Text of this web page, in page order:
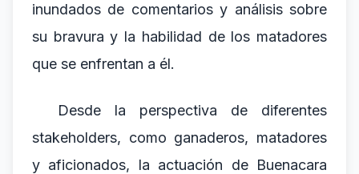
inundados de comentarios y análisis sobre
su bravura y la habilidad de los matadores
que se enfrentan a él.
Desde la perspectiva de diferentes
stakeholders, como ganaderos, matadores
y aficionados, la actuación de Buenacara